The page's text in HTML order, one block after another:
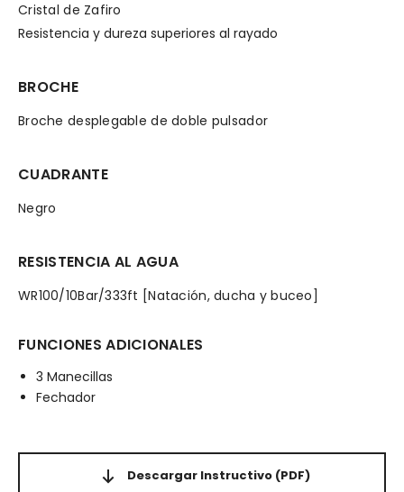
Cristal de Zafiro
Resistencia y dureza superiores al rayado
BROCHE
Broche desplegable de doble pulsador
CUADRANTE
Negro
RESISTENCIA AL AGUA
WR100/10Bar/333ft [Natación, ducha y buceo]
FUNCIONES ADICIONALES
3 Manecillas
Fechador
Descargar Instructivo (PDF)